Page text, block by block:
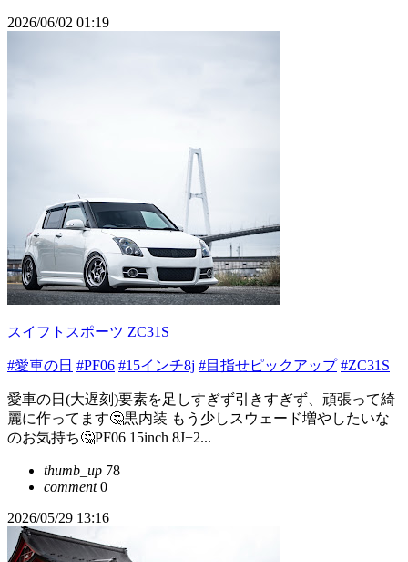
2026/06/02 01:19
スイフトスポーツ ZC31S
#愛車の日 #PF06 #15インチ8j #目指せピックアップ #ZC31S
愛車の日(大遅刻)要素を足しすぎず引きすぎず、頑張って綺
麗に作ってます🤔黒内装 もう少しスウェード増やしたいな
のお気持ち🤔PF06 15inch 8J+2...
thumb_up 78
comment0
2026/05/29 13:16